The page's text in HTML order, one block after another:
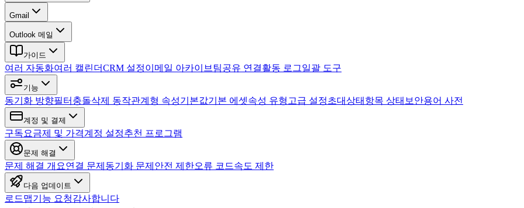
Gmail
Outlook 메일
가이드
여러 자동화여러 캘린더CRM 설정이메일 아카이브 팀공유 연결활동 로그일괄 도구
기능
동기화 방향필터 충돌삭제 동작관계형 속성기본값기본 에셋속성 유형 고급 설정초대상태 항목 상태 보안용어 사전
계정 및 결제
구독요금제 및 가격계정 설정추천 프로그램
문제 해결
문제 해결 개요연결 문제 동기화 문제 안전 제한오류 코드속도 제한
다음 업데이트
로드맵기능 요청감사합니다